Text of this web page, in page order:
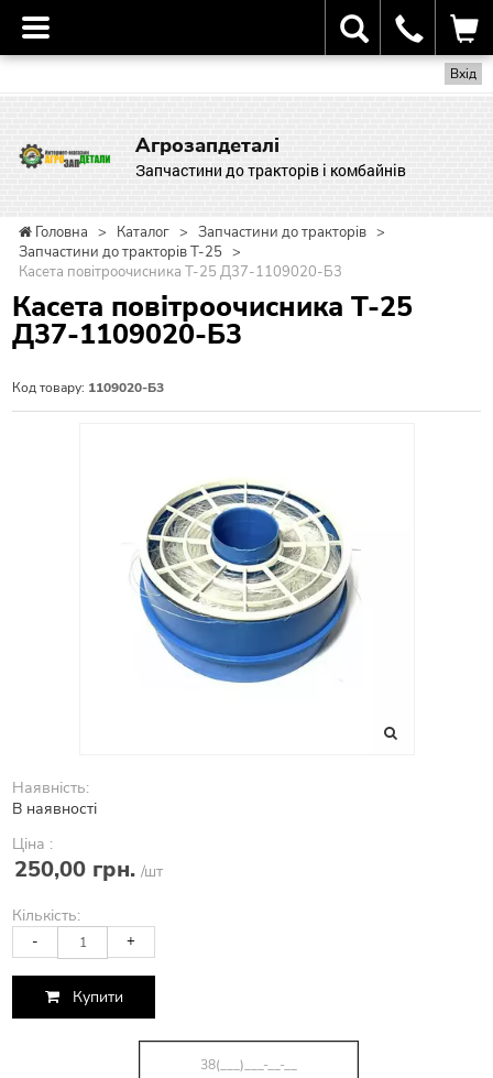
Вхід
Агрозапдеталі
Запчастини до тракторів і комбайнів
Головна > Каталог > Запчастини до тракторів >
Запчастини до тракторів Т-25 >
Касета повітроочисника Т-25 Д37-1109020-Б3
Касета повітроочисника Т-25
Д37-1109020-Б3
Код товару: 1109020-Б3
Наявність:
В наявності
Ціна :
250,00 грн. /шт
Кількість:
- +
Купити